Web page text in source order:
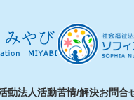
動法人活動苦情/解決お問合